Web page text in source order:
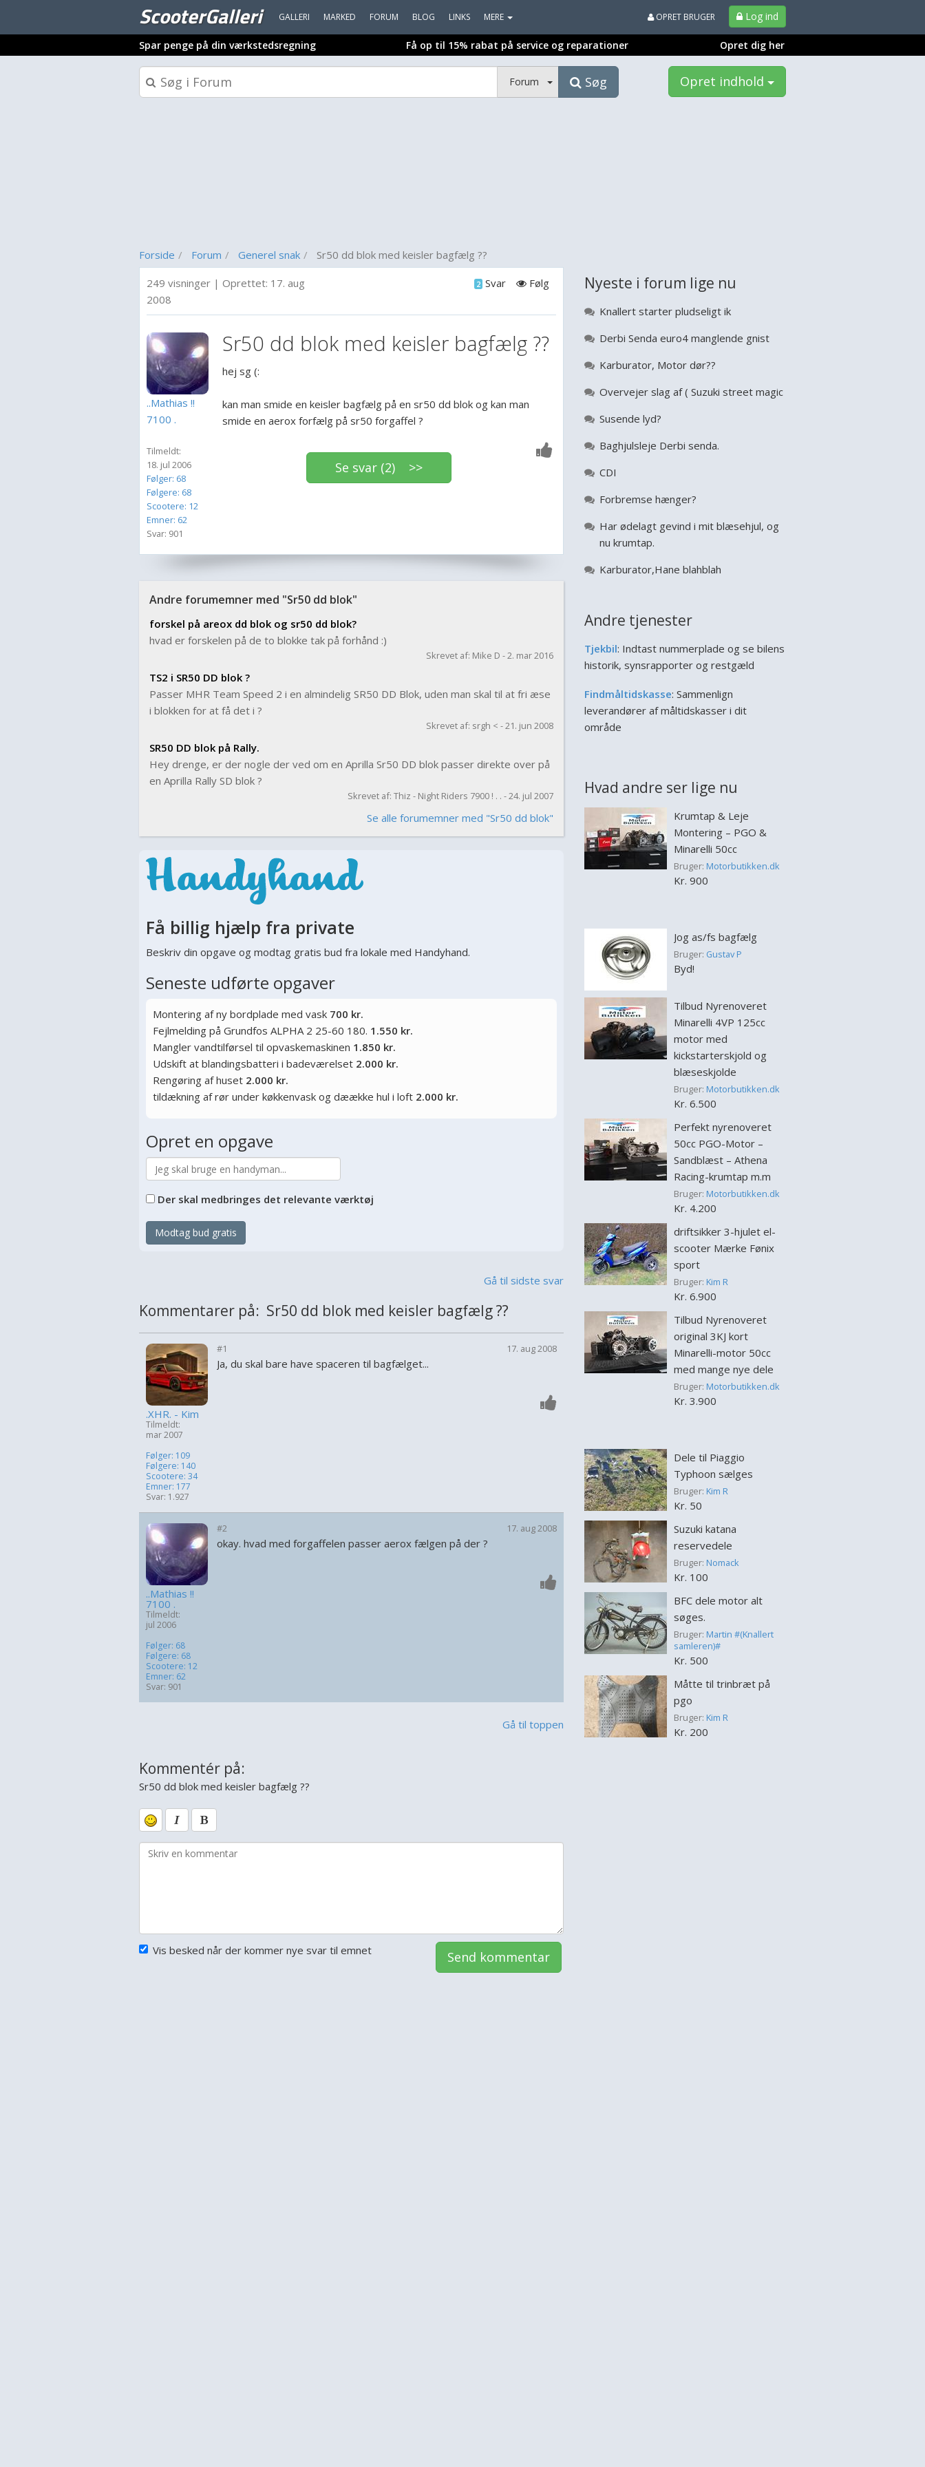
ScooterGalleri GALLERI MARKED FORUM BLOG LINKS MERE Log ind
OPRET BRUGER
Spar penge på din værkstedsregning Få op til 15% rabat på service og reparationer Opret dig her
Forum Søg Opret indhold
Forside Forum Generel snak Sr50 dd blok med keisler bagfælg ??
249 visninger | Oprettet: 17. aug
2008
Følg
2 Svar
..Mathias !!
7100 .
Tilmeldt:
18. jul 2006
Følger: 68
Følgere: 68
Scootere: 12
Emner: 62
Svar: 901
Sr50 dd blok med keisler bagfælg ??
hej sg (:
kan man smide en keisler bagfælg på en sr50 dd blok og kan man
smide en aerox forfælg på sr50 forgaffel ?
Se svar (2) >>
Andre forumemner med "Sr50 dd blok"
forskel på areox dd blok og sr50 dd blok?
hvad er forskelen på de to blokke tak på forhånd :)
Skrevet af: Mike D - 2. mar 2016
TS2 i SR50 DD blok ?
Passer MHR Team Speed 2 i en almindelig SR50 DD Blok, uden man skal til at fri æse
i blokken for at få det i ?
Skrevet af: srgh < - 21. jun 2008
SR50 DD blok på Rally.
Hey drenge, er der nogle der ved om en Aprilla Sr50 DD blok passer direkte over på
en Aprilla Rally SD blok ?
Skrevet af: Thiz - Night Riders 7900 ! . . - 24. jul 2007
Se alle forumemner med "Sr50 dd blok"
Få billig hjælp fra private
Beskriv din opgave og modtag gratis bud fra lokale med Handyhand.
Seneste udførte opgaver
Montering af ny bordplade med vask 700 kr.
Fejlmelding på Grundfos ALPHA 2 25-60 180. 1.550 kr.
Mangler vandtilførsel til opvaskemaskinen 1.850 kr.
Udskift at blandingsbatteri i badeværelset 2.000 kr.
Rengøring af huset 2.000 kr.
tildækning af rør under køkkenvask og dæække hul i loft 2.000 kr.
Opret en opgave
Der skal medbringes det relevante værktøj
Modtag bud gratis
Gå til sidste svar
Kommentarer på: Sr50 dd blok med keisler bagfælg ??
.XHR. - Kim
Tilmeldt:
mar 2007
Følger: 109
Følgere: 140
Scootere: 34
Emner: 177
Svar: 1.927
#1 17. aug 2008
Ja, du skal bare have spaceren til bagfælget...
..Mathias !!
7100 .
Tilmeldt:
jul 2006
Følger: 68
Følgere: 68
Scootere: 12
Emner: 62
Svar: 901
#2 17. aug 2008
okay. hvad med forgaffelen passer aerox fælgen på der ?
Gå til toppen
Kommentér på:
Sr50 dd blok med keisler bagfælg ??
Vis besked når der kommer nye svar til emnet Send kommentar
Nyeste i forum lige nu
Knallert starter pludseligt ik
Derbi Senda euro4 manglende gnist
Karburator, Motor dør??
Overvejer slag af ( Suzuki street magic
Susende lyd?
Baghjulsleje Derbi senda.
CDI
Forbremse hænger?
Har ødelagt gevind i mit blæsehjul, og
nu krumtap.
Karburator,Hane blahblah
Andre tjenester
Tjekbil: Indtast nummerplade og se bilens
historik, synsrapporter og restgæld
Findmåltidskasse: Sammenlign
leverandører af måltidskasser i dit
område
Hvad andre ser lige nu
Krumtap & Leje
Montering – PGO &
Minarelli 50cc
Bruger: Motorbutikken.dk
Kr. 900
Jog as/fs bagfælg
Bruger: Gustav P
Byd!
Tilbud Nyrenoveret
Minarelli 4VP 125cc
motor med
kickstarterskjold og
blæseskjolde
Bruger: Motorbutikken.dk
Kr. 6.500
Perfekt nyrenoveret
50cc PGO-Motor –
Sandblæst – Athena
Racing-krumtap m.m
Bruger: Motorbutikken.dk
Kr. 4.200
driftsikker 3-hjulet el-
scooter Mærke Fønix
sport
Bruger: Kim R
Kr. 6.900
Tilbud Nyrenoveret
original 3KJ kort
Minarelli-motor 50cc
med mange nye dele
Bruger: Motorbutikken.dk
Kr. 3.900
Dele til Piaggio
Typhoon sælges
Bruger: Kim R
Kr. 50
Suzuki katana
reservedele
Bruger: Nomack
Kr. 100
BFC dele motor alt
søges.
Bruger: Martin #(Knallert
samleren)#
Kr. 500
Måtte til trinbræt på
pgo
Bruger: Kim R
Kr. 200